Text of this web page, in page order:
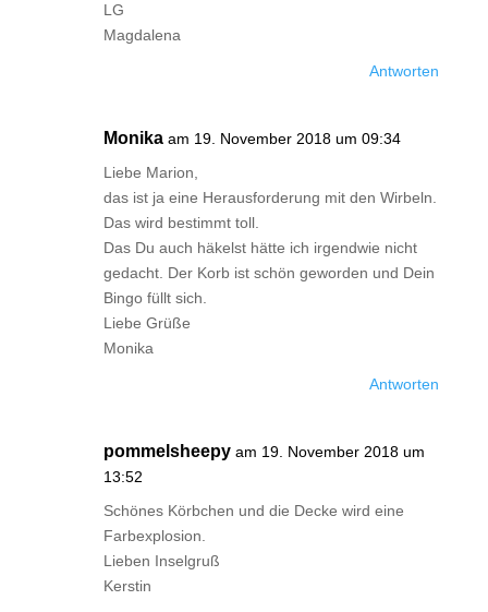
LG
Magdalena
Antworten
Monika am 19. November 2018 um 09:34
Liebe Marion,
das ist ja eine Herausforderung mit den Wirbeln.
Das wird bestimmt toll.
Das Du auch häkelst hätte ich irgendwie nicht
gedacht. Der Korb ist schön geworden und Dein
Bingo füllt sich.
Liebe Grüße
Monika
Antworten
pommelsheepy am 19. November 2018 um
13:52
Schönes Körbchen und die Decke wird eine
Farbexplosion.
Lieben Inselgruß
Kerstin